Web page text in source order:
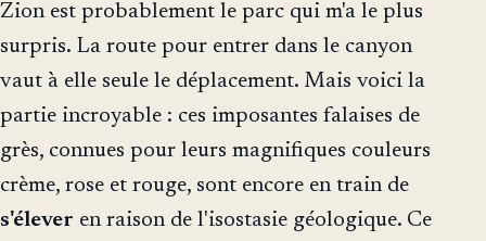
Zion est probablement le parc qui m'a le plus
surpris. La route pour entrer dans le canyon
vaut à elle seule le déplacement. Mais voici la
partie incroyable : ces imposantes falaises de
grès, connues pour leurs magnifiques couleurs
crème, rose et rouge, sont encore en train de
s'élever en raison de l'isostasie géologique. Ce